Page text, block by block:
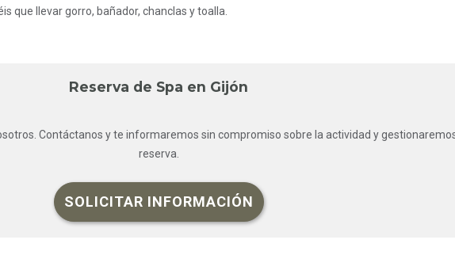
que llevar gorro, bañador, chanclas y toalla.
Reserva de Spa en Gijón
Contáctanos y te informaremos sin compromiso sobre la actividad y
reserva.
SOLICITAR INFORMACIÓN